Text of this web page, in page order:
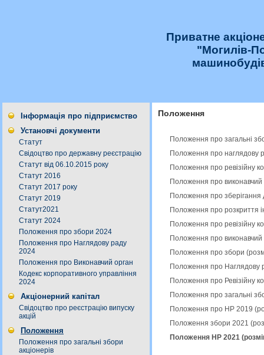
Приватне
"Могилів-
Інформація про підприємство
Установчі документи
Статут
Свідоцтво про державну реєстрацію
Статут від 06.10.2015 року
Статут 2016
Статут 2017 року
Статут 2019
Статут2021
Статут 2024
Положення про збори 2024
Положення про Наглядову раду
2024
Положення про Виконавчий орган
Кодекс корпоративного управління
2024
Акціонерний капітал
Свідоцтво про реєстрацію випуску
акцій
Положення
Положення про загальні збори
акціонерів
Положення
Положення про загальні
Положення про наглядову
Положення про ревізійну
Положення про
Положення про
Положення про розкриття
Положення про ревізійну
Положення про
Положення про збори
Положення про Наглядову
Положення про Ревізійну
Положення про загальні
Положення про НР 2019
Положення збори 2021
Положення НР 2021